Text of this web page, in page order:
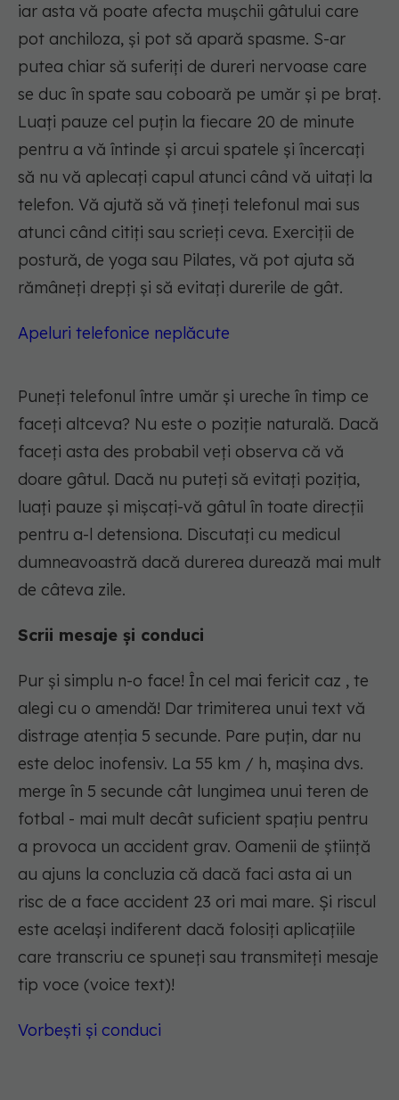
iar asta vă poate afecta mușchii gâtului care
pot anchiloza, și pot să apară spasme. S-ar
putea chiar să suferiți de dureri nervoase care
se duc în spate sau coboară pe umăr și pe braț.
Luați pauze cel puțin la fiecare 20 de minute
pentru a vă întinde și arcui spatele și încercați
să nu vă aplecați capul atunci când vă uitați la
telefon. Vă ajută să vă țineți telefonul mai sus
atunci când citiți sau scrieți ceva. Exerciții de
postură, de yoga sau Pilates, vă pot ajuta să
rămâneți drepți și să evitați durerile de gât.
Apeluri telefonice neplăcute
Puneți telefonul între umăr și ureche în timp ce
faceți altceva? Nu este o poziție naturală. Dacă
faceți asta des probabil veți observa că vă
doare gâtul. Dacă nu puteți să evitați poziția,
luați pauze și mișcați-vă gâtul în toate direcții
pentru a-l detensiona. Discutați cu medicul
dumneavoastră dacă durerea durează mai mult
de câteva zile.
Scrii mesaje și conduci
Pur și simplu n-o face! În cel mai fericit caz , te
alegi cu o amendă! Dar trimiterea unui text vă
distrage atenția 5 secunde. Pare puțin, dar nu
este deloc inofensiv. La 55 km / h, mașina dvs.
merge în 5 secunde cât lungimea unui teren de
fotbal - mai mult decât suficient spațiu pentru
a provoca un accident grav. Oamenii de știință
au ajuns la concluzia că dacă faci asta ai un
risc de a face accident 23 ori mai mare. Și riscul
este același indiferent dacă folosiți aplicațiile
care transcriu ce spuneți sau transmiteți mesaje
tip voce (voice text)!
Vorbești și conduci